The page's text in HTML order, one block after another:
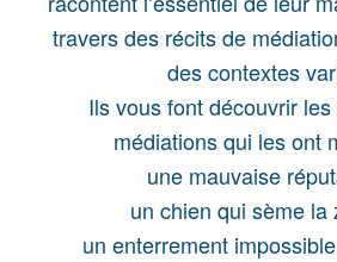
travers des récits de
des contextes
Ils vous font découvrir
médiations qui les ont
une mauvaise
un chien qui sème la
un enterrement